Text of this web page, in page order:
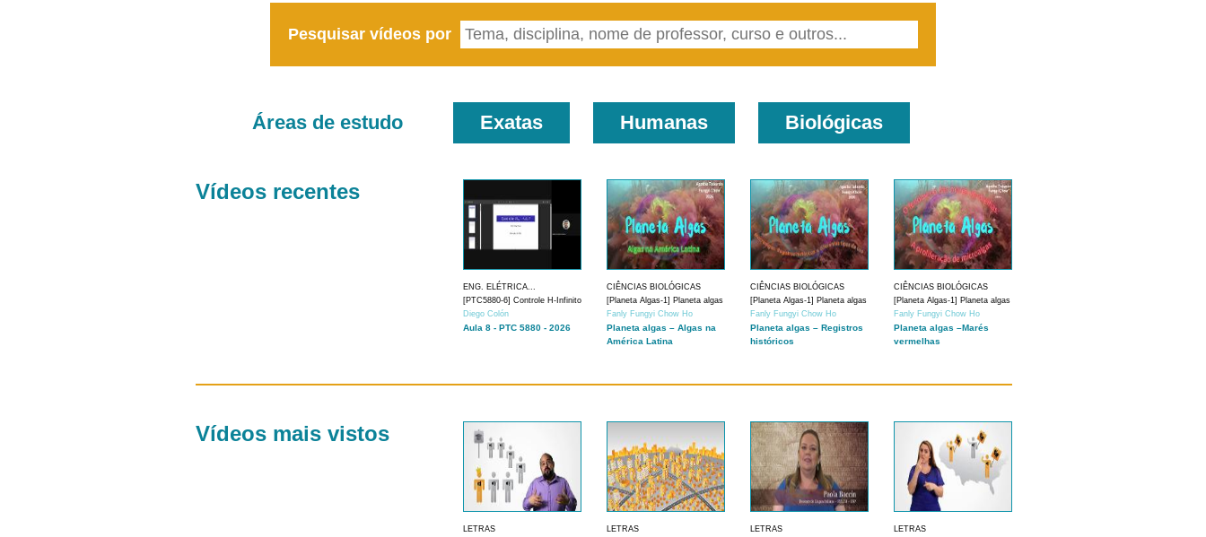
Pesquisar vídeos por
Áreas de estudo Exatas Humanas Biológicas
Vídeos recentes
ENG. ELÉTRICA...
[PTC5880-6] Controle H-Infinito
Diego Colón
Aula 8 - PTC 5880 - 2026
CIÊNCIAS BIOLÓGICAS
[Planeta Algas-1] Planeta algas
Fanly Fungyi Chow Ho
Planeta algas – Algas na
América Latina
CIÊNCIAS BIOLÓGICAS
[Planeta Algas-1] Planeta algas
Fanly Fungyi Chow Ho
Planeta algas – Registros
históricos
CIÊNCIAS BIOLÓGICAS
[Planeta Algas-1] Planeta algas
Fanly Fungyi Chow Ho
Planeta algas –Marés
vermelhas
Vídeos mais vistos
LETRAS
LETRAS
LETRAS
LETRAS